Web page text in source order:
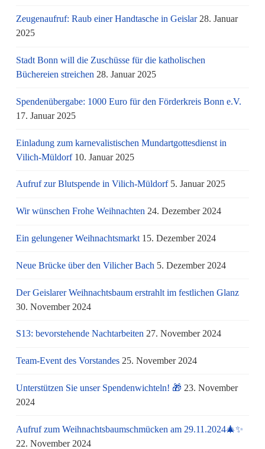
Zeugenaufruf: Raub einer Handtasche in Geislar 28. Januar
2025
Stadt Bonn will die Zuschüsse für die katholischen
Büchereien streichen 28. Januar 2025
Spendenübergabe: 1000 Euro für den Förderkreis Bonn e.V.
17. Januar 2025
Einladung zum karnevalistischen Mundartgottesdienst in
Vilich-Müldorf 10. Januar 2025
Aufruf zur Blutspende in Vilich-Müldorf 5. Januar 2025
Wir wünschen Frohe Weihnachten 24. Dezember 2024
Ein gelungener Weihnachtsmarkt 15. Dezember 2024
Neue Brücke über den Vilicher Bach 5. Dezember 2024
Der Geislarer Weihnachtsbaum erstrahlt im festlichen Glanz
30. November 2024
S13: bevorstehende Nachtarbeiten 27. November 2024
Team-Event des Vorstandes 25. November 2024
Unterstützen Sie unser Spendenwichteln! 🎁 23. November
2024
Aufruf zum Weihnachtsbaumschmücken am 29.11.2024🎄✨
22. November 2024